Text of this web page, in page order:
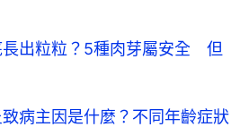
長出粒粒？5種肉芽屬安全 但
病主因是什麼？不同年齡症狀